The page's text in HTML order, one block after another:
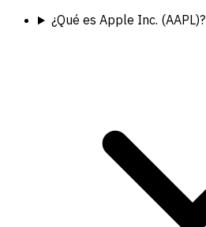
¿Qué es Apple Inc. (AAPL)?